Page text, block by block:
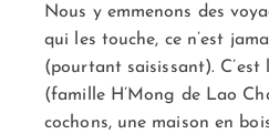
Nous y emmenons des
qui les touche, ce n’est
(pourtant saisissant). C’est
(famille H’Mong de Lao
cochons, une maison en